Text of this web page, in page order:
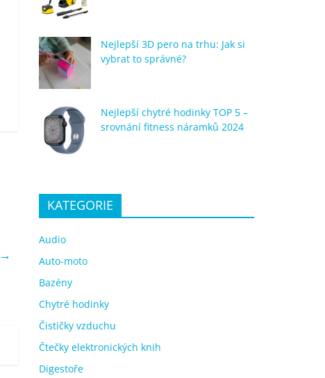
→
Nejlepší 3D pero na trhu: Jak si
vybrat to správné?
Nejlepší chytré hodinky TOP 5 –
srovnání fitness náramků 2024
KATEGORIE
Audio
Auto-moto
Bazény
Chytré hodinky
Čističky vzduchu
Čtečky elektronických knih
Digestoře